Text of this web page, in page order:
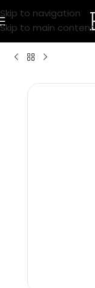
Skip to navigation
Skip to main content